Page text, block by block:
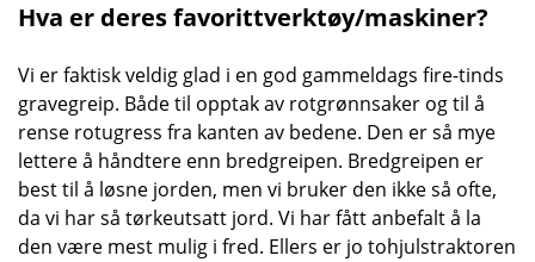
Hva er deres favorittverktøy/maskiner?
Vi er faktisk veldig glad i en god gammeldags fire-tinds
gravegreip. Både til opptak av rotgrønnsaker og til å
rense rotugress fra kanten av bedene. Den er så mye
lettere å håndtere enn bredgreipen. Bredgreipen er
best til å løsne jorden, men vi bruker den ikke så ofte,
da vi har så tørkeutsatt jord. Vi har fått anbefalt å la
den være mest mulig i fred. Ellers er jo tohjulstraktoren